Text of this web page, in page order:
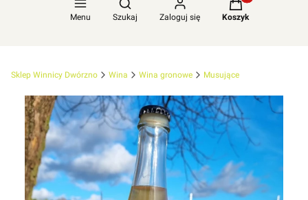
Menu
Otwórz wyszukiwarkę
Szukaj Zaloguj się Koszyk
Sklep Winnicy Dwórzno Wina Wina gronowe Musujące